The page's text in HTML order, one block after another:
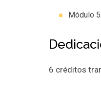
Módulo
6 créditos